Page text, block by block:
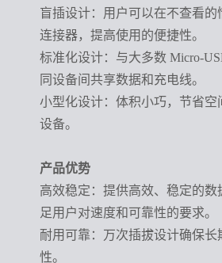
盲插设计：用户可以在不查看
连接器，提高使用的便捷性。
标准化设计：与大多数 Micro-
同设备间共享数据和充电线。
小型化设计：体积小巧，节省
设备。
产品优势
高效稳定 ：提供高效、稳定的
足用户对速度和可靠性的要求。
耐用可靠 ：万次插拔设计确保
性。